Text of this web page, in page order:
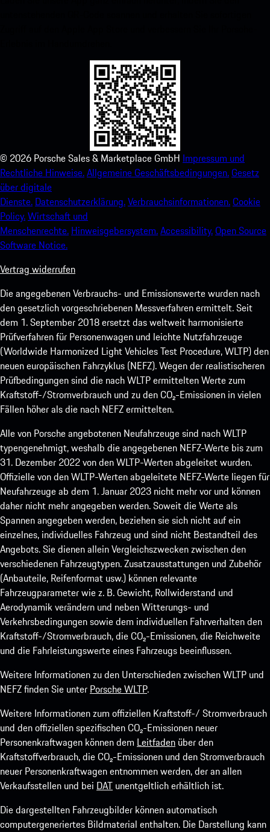
© 2026 Porsche Sales & Marketplace GmbH Impressum und
Rechtliche Hinweise.Allgemeine Geschäftsbedingungen.Gesetz
über digitale
Dienste. Datenschutzerklärung.Verbrauchsinformationen.Cookie
Policy.Wirtschaft und
Menschenrechte. Hinweisgebersystem.Accessibility.Open Source
Software Notice.
Vertrag widerrufen
Die angegebenen Verbrauchs- und Emissionswerte wurden nach
den gesetzlich vorgeschriebenen Messverfahren ermittelt. Seit
dem 1. September 2018 ersetzt das weltweit harmonisierte
Prüfverfahren für Personenwagen und leichte Nutzfahrzeuge
(Worldwide Harmonized Light Vehicles Test Procedure, WLTP) den
neuen europäischen Fahrzyklus (NEFZ). Wegen der realistischeren
Prüfbedingungen sind die nach WLTP ermittelten Werte zum
Kraftstoff-/Stromverbrauch und zu den CO₂-Emissionen in vielen
Fällen höher als die nach NEFZ ermittelten.
Alle von Porsche angebotenen Neufahrzeuge sind nach WLTP
typengenehmigt, weshalb die angegebenen NEFZ-Werte bis zum
31. Dezember 2022 von den WLTP-Werten abgeleitet wurden.
Offizielle von den WLTP-Werten abgeleitete NEFZ-Werte liegen für
Neufahrzeuge ab dem 1. Januar 2023 nicht mehr vor und können
daher nicht mehr angegeben werden. Soweit die Werte als
Spannen angegeben werden, beziehen sie sich nicht auf ein
einzelnes, individuelles Fahrzeug und sind nicht Bestandteil des
Angebots. Sie dienen allein Vergleichszwecken zwischen den
verschiedenen Fahrzeugtypen. Zusatzausstattungen und Zubehör
(Anbauteile, Reifenformat usw.) können relevante
Fahrzeugparameter wie z. B. Gewicht, Rollwiderstand und
Aerodynamik verändern und neben Witterungs- und
Verkehrsbedingungen sowie dem individuellen Fahrverhalten den
Kraftstoff-/Stromverbrauch, die CO₂-Emissionen, die Reichweite
und die Fahrleistungswerte eines Fahrzeugs beeinflussen.
Weitere Informationen zu den Unterschieden zwischen WLTP und
NEFZ finden Sie unter Porsche WLTP.
Weitere Informationen zum offiziellen Kraftstoff-/ Stromverbrauch
und den offiziellen spezifischen CO₂-Emissionen neuer
Personenkraftwagen können dem Leitfaden über den
Kraftstoffverbrauch, die CO₂-Emissionen und den Stromverbrauch
neuer Personenkraftwagen entnommen werden, der an allen
Verkaufsstellen und bei DAT unentgeltlich erhältlich ist.
Die dargestellten Fahrzeugbilder können automatisch
computergeneriertes Bildmaterial enthalten. Die Darstellung kann